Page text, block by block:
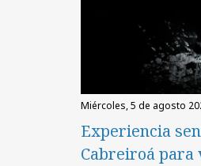
miércoles, 5 de agosto
Experiencia
Cabreiroá para